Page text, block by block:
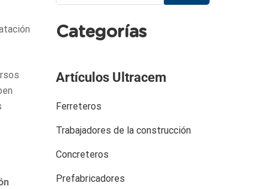
Categorías
Artículos Ultracem
Ferreteros
Trabajadores de la construcción
Concreteros
Prefabricadores